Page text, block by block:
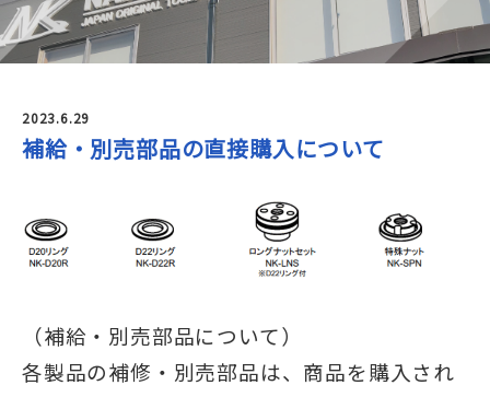
2023.6.29
補給・別売部品の直接購入について
（補給・別売部品について）
各製品の補修・別売部品は、商品を購入され